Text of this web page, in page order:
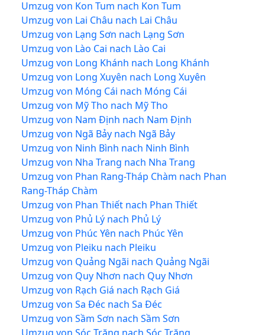
Umzug von Kon Tum nach Kon Tum
Umzug von Lai Châu nach Lai Châu
Umzug von Lạng Sơn nach Lạng Sơn
Umzug von Lào Cai nach Lào Cai
Umzug von Long Khánh nach Long Khánh
Umzug von Long Xuyên nach Long Xuyên
Umzug von Móng Cái nach Móng Cái
Umzug von Mỹ Tho nach Mỹ Tho
Umzug von Nam Định nach Nam Định
Umzug von Ngã Bảy nach Ngã Bảy
Umzug von Ninh Bình nach Ninh Bình
Umzug von Nha Trang nach Nha Trang
Umzug von Phan Rang-Tháp Chàm nach Phan
Rang-Tháp Chàm
Umzug von Phan Thiết nach Phan Thiết
Umzug von Phủ Lý nach Phủ Lý
Umzug von Phúc Yên nach Phúc Yên
Umzug von Pleiku nach Pleiku
Umzug von Quảng Ngãi nach Quảng Ngãi
Umzug von Quy Nhơn nach Quy Nhơn
Umzug von Rạch Giá nach Rạch Giá
Umzug von Sa Đéc nach Sa Đéc
Umzug von Sầm Sơn nach Sầm Sơn